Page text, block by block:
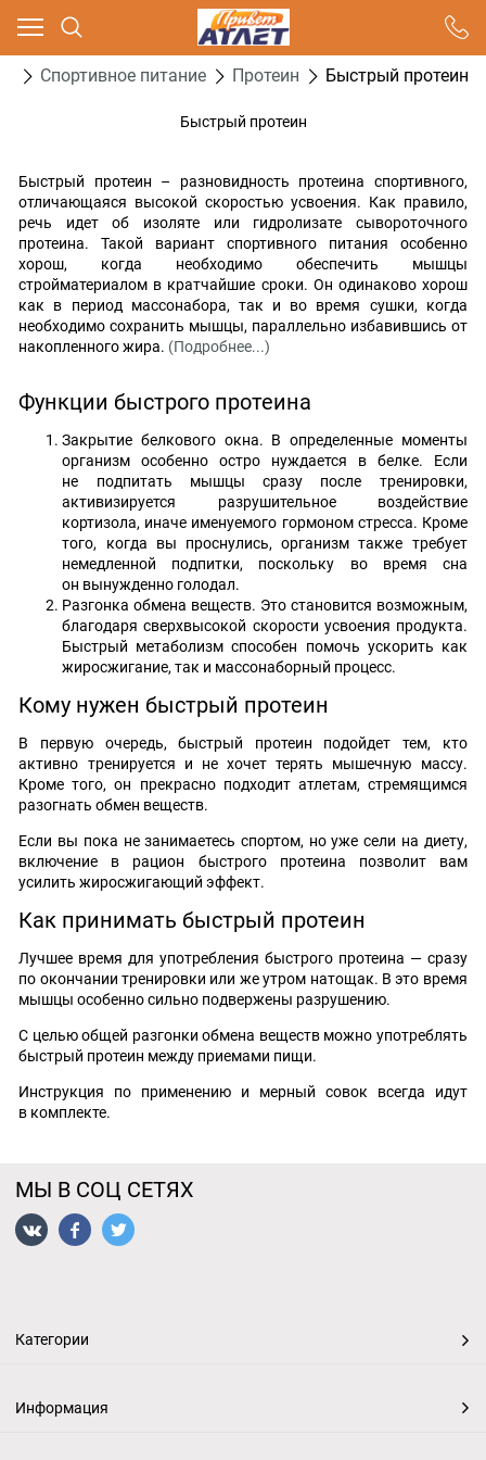
Спортивное питание Протеин Быстрый протеин
Быстрый протеин
Быстрый протеин – разновидность протеина спортивного,
отличающаяся высокой скоростью усвоения. Как правило,
речь идет об изоляте или гидролизате сывороточного
протеина. Такой вариант спортивного питания особенно
хорош, когда необходимо обеспечить мышцы
стройматериалом в кратчайшие сроки. Он одинаково хорош
как в период массонабора, так и во время сушки, когда
необходимо сохранить мышцы, параллельно избавившись от
накопленного жира. (Подробнее...)
Функции быстрого протеина
Закрытие белкового окна. В определенные моменты
организм особенно остро нуждается в белке. Если
не подпитать мышцы сразу после тренировки,
активизируется разрушительное воздействие
кортизола, иначе именуемого гормоном стресса. Кроме
того, когда вы проснулись, организм также требует
немедленной подпитки, поскольку во время сна
он вынужденно голодал.
Разгонка обмена веществ. Это становится возможным,
благодаря сверхвысокой скорости усвоения продукта.
Быстрый метаболизм способен помочь ускорить как
жиросжигание, так и массонаборный процесс.
Кому нужен быстрый протеин
В первую очередь, быстрый протеин подойдет тем, кто
активно тренируется и не хочет терять мышечную массу.
Кроме того, он прекрасно подходит атлетам, стремящимся
разогнать обмен веществ.
Если вы пока не занимаетесь спортом, но уже сели на диету,
включение в рацион быстрого протеина позволит вам
усилить жиросжигающий эффект.
Как принимать быстрый протеин
Лучшее время для употребления быстрого протеина — сразу
по окончании тренировки или же утром натощак. В это время
мышцы особенно сильно подвержены разрушению.
С целью общей разгонки обмена веществ можно употреблять
быстрый протеин между приемами пищи.
Инструкция по применению и мерный совок всегда идут
в комплекте.
МЫ В СОЦ СЕТЯХ
Категории
Информация
Ваш город - Москва,
угадали?
ДА НЕТ